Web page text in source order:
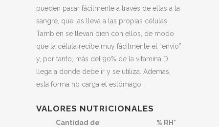
pueden pasar fácilmente a través de ellas a la
sangre, que las lleva a las propias células.
También se llevan bien con ellos, de modo
que la célula recibe muy fácilmente el “envío”
y, por tanto, más del 90% de la vitamina D
llega a donde debe ir y se utiliza. Además,
esta forma no carga el estómago.
VALORES NUTRICIONALES
Cantidad de
% RH*